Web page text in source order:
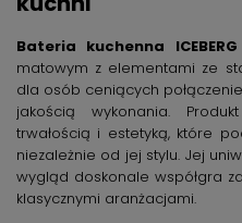
Bateria kuchenna ICEBERG
matowym z elementami ze
dla osób ceniących
jakością wykonania.
trwałością i estetyką, które
niezależnie od jej stylu. Jej
wygląd doskonale współgra
klasycznymi aranżacjami.